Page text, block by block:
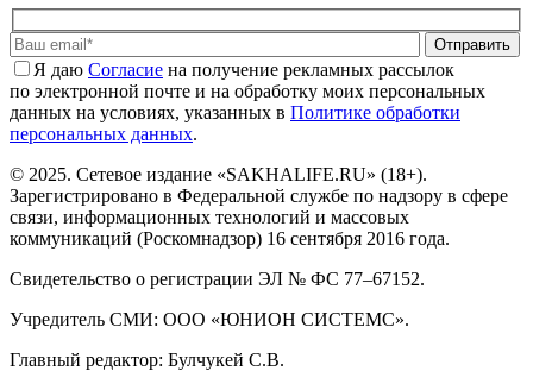
Отправить
Я даю Cогласие на получение рекламных рассылок
по электронной почте и на обработку моих персональных
данных на условиях, указанных в Политике обработки
персональных данных.
© 2025. Сетевое издание «SAKHALIFE.RU» (18+).
Зарегистрировано в Федеральной службе по надзору в сфере
связи, информационных технологий и массовых
коммуникаций (Роскомнадзор) 16 сентября 2016 года.
Свидетельство о регистрации ЭЛ № ФС 77–67152.
Учредитель СМИ: ООО «ЮНИОН СИСТЕМС».
Главный редактор: Булчукей С.В.